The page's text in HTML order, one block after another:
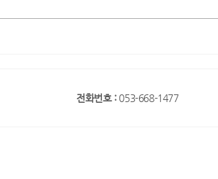
전화번호 : 053-668-1477